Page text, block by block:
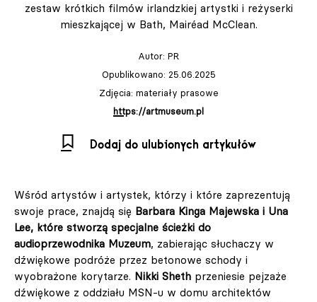
zestaw krótkich filmów irlandzkiej artystki i reżyserki
mieszkającej w Bath, Mairéad McClean.
Autor: PR
Opublikowano: 25.06.2025
Zdjęcia: materiały prasowe
https://artmuseum.pl
Dodaj do ulubionych artykułów
Wśród artystów i artystek, którzy i które zaprezentują
swoje prace, znajdą się Barbara Kinga Majewska i Una
Lee, które stworzą specjalne ścieżki do
audioprzewodnika Muzeum, zabierając słuchaczy w
dźwiękowe podróże przez betonowe schody i
wyobrażone korytarze. Nikki Sheth przeniesie pejzaże
dźwiękowe z oddziału MSN-u w domu architektów